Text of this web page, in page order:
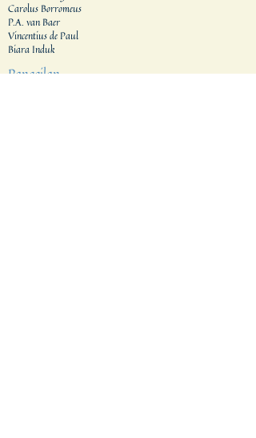
Carolus Borromeus
P.A. van Baer
Vincentius de Paul
Biara Induk
Panggilan